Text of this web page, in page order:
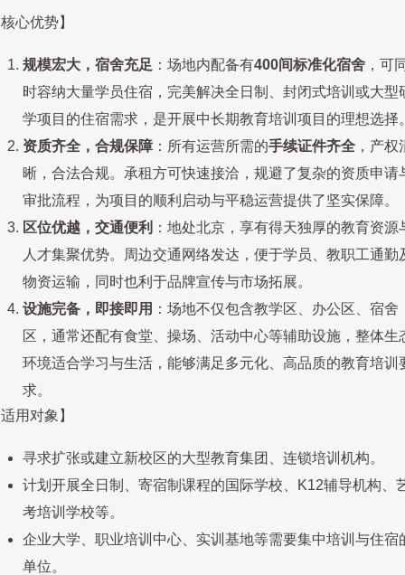
心优势】
规模宏大，宿舍充足 ：场地内配备有400间标准化宿舍 ，可
时容纳大量学员住宿，完美解决全日制、封闭式培训或大型
学项目的住宿需求，是开展中长期教育培训项目的理想选择
资质齐全，合规保障 ：所有运营所需的手续证件齐全 ，产权
晰，合法合规。承租方可快速接洽，规避了复杂的资质申请
审批流程，为项目的顺利启动与平稳运营提供了坚实保障。
区位优越，交通便利 ：地处北京，享有得天独厚的教育资源
人才集聚优势。周边交通网络发达，便于学员、教职工通勤
物资运输，同时也利于品牌宣传与市场拓展。
设施完备，即接即用 ：场地不仅包含教学区、办公区、宿舍
区，通常还配有食堂、操场、活动中心等辅助设施，整体生
环境适合学习与生活，能够满足多元化、高品质的教育培训
求。
用对象】
寻求扩张或建立新校区的大型教育集团、连锁培训机构。
计划开展全日制、寄宿制课程的国际学校、K12辅导机构、
考培训学校等。
企业大学、职业培训中心、实训基地等需要集中培训与住宿
单位。